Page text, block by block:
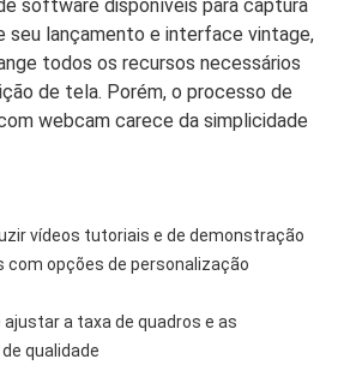
software disponíveis para captura
seu lançamento e interface vintage,
todos os recursos necessários
de tela. Porém, o processo de
webcam carece da simplicidade
vídeos tutoriais e de demonstração
com opções de personalização
ajustar a taxa de quadros e as
qualidade